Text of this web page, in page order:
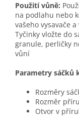
Použití vůně:
na podlahu nebo
vašeho vysavače
Tyčinky vložte do
granule, perličky
vůní
Parametry sáčků
Rozměry
Rozměr
Otvor v